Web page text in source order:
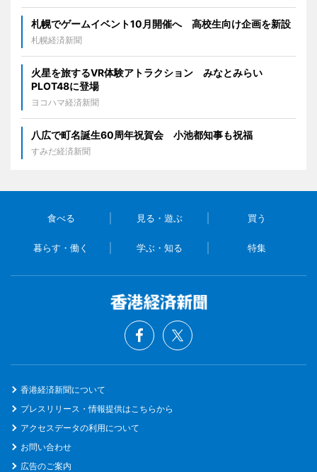
札幌でゲームイベント10月開催へ 高校生向け企画を新設
札幌経済新聞
火星を旅するVR体験アトラクション みなとみらい
PLOT48に登場
ヨコハマ経済新聞
八広で町名誕生60周年祝賀会 小池都知事も祝福
すみだ経済新聞
食べる 見る・遊ぶ 買う
暮らす・働く 学ぶ・知る 特集
香港経済新聞について
プレスリリース・情報提供はこちらから
アクセスデータの利用について
お問い合わせ
広告のご案内